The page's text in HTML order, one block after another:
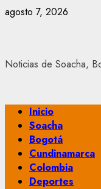
Saltar
agosto 7, 2026
Noticias de Soacha,
Menú
principal
Inicio
Soacha
Bogotá
Cundinamarca
Colombia
Deportes